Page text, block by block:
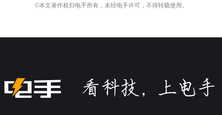
©本文著作权归电手所有，未经电手许可，不得转载使用。